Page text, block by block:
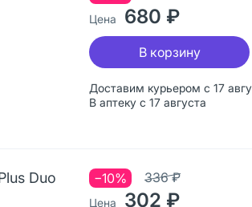
Доставим курьером с 17
В аптеку с 17 августа
Цена 680 ₽
В корзину
Duo
Цена 302 ₽
336 ₽
−10%